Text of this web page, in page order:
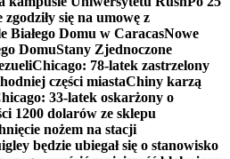
się na umowę z
Białego Domu w CaracasNowe
DomuStany Zjednoczone
Chicago: 78-latek zastrzelony
części miastaChiny karzą
33-latek oskarżony o
1200 dolarów ze sklepu
nożem na stacji
będzie ubiegał się o stanowisko